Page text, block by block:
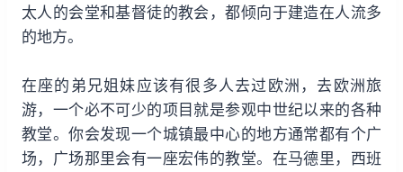
太人的会堂和基督徒的教会，都倾向于建造在人流多
的地方。
在座的弟兄姐妹应该有很多人去过欧洲，去欧洲旅
游，一个必不可少的项目就是参观中世纪以来的各种
教堂。你会发现一个城镇最中心的地方通常都有个广
场，广场那里会有一座宏伟的教堂。在马德里，西班